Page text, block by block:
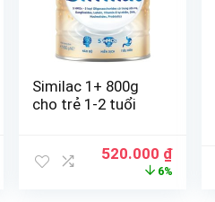
Similac 1+ 800g
cho trẻ 1-2 tuổi
520.000 ₫
6%